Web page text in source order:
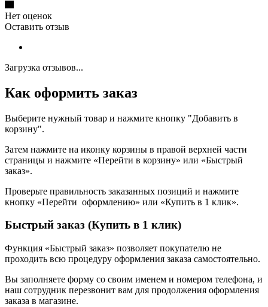
Нет оценок
Оставить отзыв
Загрузка отзывов...
Как оформить заказ
Выберите нужный товар и нажмите кнопку "Добавить в
корзину".
Затем нажмите на иконку корзины в правой верхней части
страницы и нажмите «Перейти в корзину» или «Быстрый
заказ».
Проверьте правильность заказанных позиций и нажмите
кнопку «Перейти оформлению» или «Купить в 1 клик».
Быстрый заказ (Купить в 1 клик)
Функция «Быстрый заказ» позволяет покупателю не
проходить всю процедуру оформления заказа самостоятельно.
Вы заполняете форму со своим именем и номером телефона, и
наш сотрудник перезвонит вам для продолжения оформления
заказа в магазине.